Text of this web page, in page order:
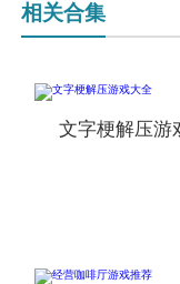
相关合集
文字梗解压游